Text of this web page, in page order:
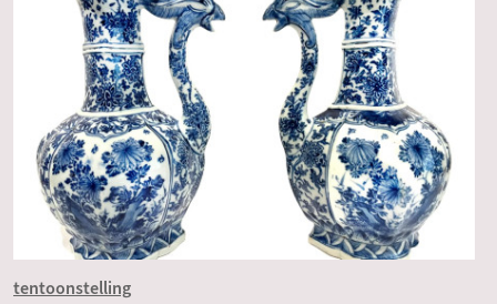
tentoonstelling